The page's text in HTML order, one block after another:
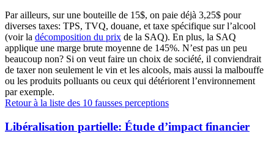
Par ailleurs, sur une bouteille de 15$, on paie déjà 3,25$ pour
diverses taxes: TPS, TVQ, douane, et taxe spécifique sur l’alcool
(voir la décomposition du prix de la SAQ). En plus, la SAQ
applique une marge brute moyenne de 145%. N’est pas un peu
beaucoup non? Si on veut faire un choix de société, il conviendrait
de taxer non seulement le vin et les alcools, mais aussi la malbouffe
ou les produits polluants ou ceux qui détériorent l’environnement
par exemple.
Retour à la liste des 10 fausses perceptions
Libéralisation partielle: Étude d’impact financier